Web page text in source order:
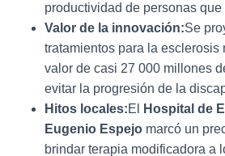
productividad de personas
Valor de la innovación:Se
tratamientos para la esclerosis
valor de casi 27 000 millones
evitar la progresión de la
Hitos locales:El
Hospital de
Eugenio Espejo marcó un
brindar terapia modificadora a